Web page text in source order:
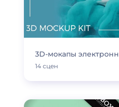
3D-мокапы
14 сцен